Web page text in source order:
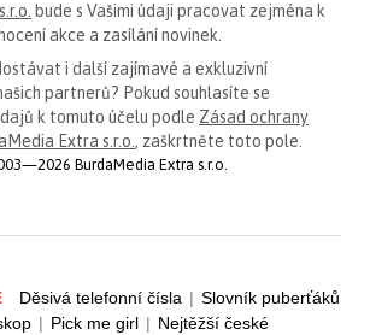
bude s Vašimi údaji pracovat zejména k
akce a zasílání novinek.
i další zajímavé a exkluzivní
partnerů? Pokud souhlasíte se
k tomuto účelu podle Zásad ochrany
Extra s.r.o., zaškrtněte toto pole.
BurdaMedia Extra s.r.o.
Děsivá telefonní čísla | Slovník puberťáků
| Pick me girl | Nejtěžší české